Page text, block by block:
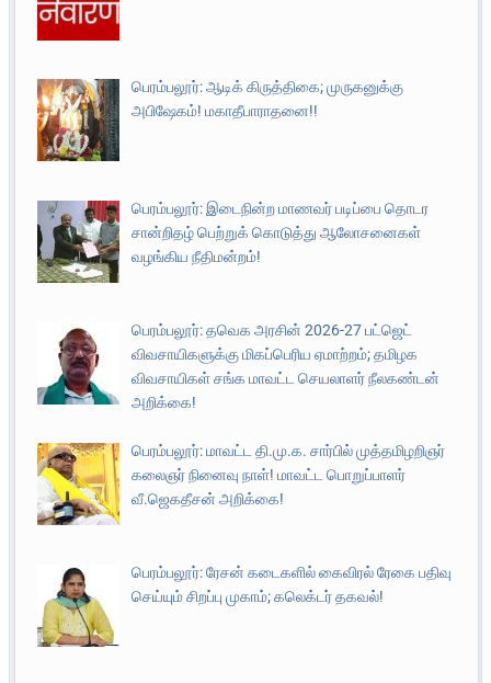
பெரம்பலூர்: ஆடிக் கிருத்திகை; முருகனுக்கு
அபிஷேகம்! மகாதீபாராதனை!!
பெரம்பலூர்: இடைநின்ற மாணவர் படிப்பை தொடர
சான்றிதழ் பெற்றுக் கொடுத்து ஆலோசனைகள்
வழங்கிய நீதிமன்றம்!
பெரம்பலூர்: தவெக அரசின் 2026-27 பட்ஜெட்
விவசாயிகளுக்கு மிகப்பெரிய ஏமாற்றம்; தமிழக
விவசாயிகள் சங்க மாவட்ட செயலாளர் நீலகண்டன்
அறிக்கை!
பெரம்பலூர்: மாவட்ட தி.மு.க. சார்பில் முத்தமிழறிஞர்
கலைஞர் நினைவு நாள்! மாவட்ட பொறுப்பாளர்
வீ.ஜெகதீசன் அறிக்கை!
பெரம்பலூர்: ரேசன் கடைகளில் கைவிரல் ரேகை பதிவு
செய்யும் சிறப்பு முகாம்; கலெக்டர் தகவல்!